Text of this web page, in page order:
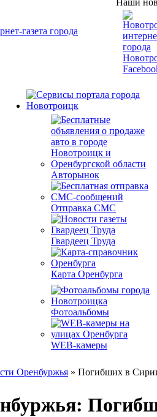
Наши
Авторынок
Отправка СМС
Гвардеец Труда
Карта Оренбурга
Фотоальбомы
WEB-камеры
Оренбуржья » Погибших в